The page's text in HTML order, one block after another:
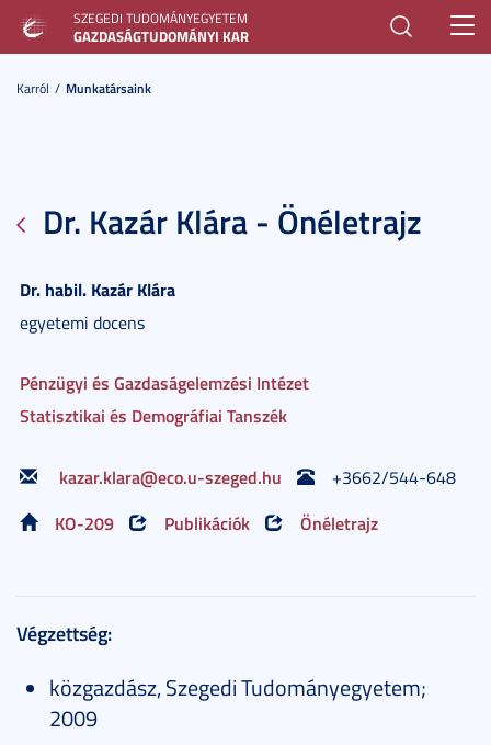
SZEGEDI TUDOMÁNYEGYETEM
GAZDASÁGTUDOMÁNYI KAR
Karról Munkatársaink
Dr. Kazár Klára - Önéletrajz
Dr. habil. Kazár Klára
egyetemi docens
Pénzügyi és Gazdaságelemzési Intézet
Statisztikai és Demográfiai Tanszék
kazar.klara@eco.u-szeged.hu +3662/544-648
KO-209 Publikációk Önéletrajz
Végzettség:
közgazdász, Szegedi Tudományegyetem;
2009